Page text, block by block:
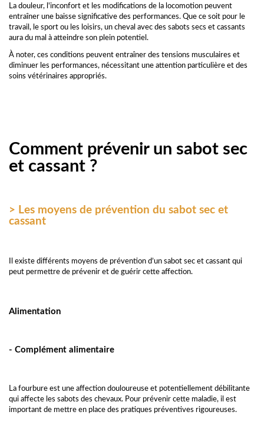
La douleur, l'inconfort et les modifications de la locomotion peuvent
entraîner une baisse significative des performances. Que ce soit pour le
travail, le sport ou les loisirs, un cheval avec des sabots secs et cassants
aura du mal à atteindre son plein potentiel.
À noter, ces conditions peuvent entraîner des tensions musculaires et
diminuer les performances, nécessitant une attention particulière et des
soins vétérinaires appropriés.
Comment prévenir un sabot sec
et cassant ?
> Les moyens de prévention du sabot sec et
cassant
Il existe différents moyens de prévention d’un sabot sec et cassant qui
peut permettre de prévenir et de guérir cette affection.
Alimentation
- Complément alimentaire
La fourbure est une affection douloureuse et potentiellement débilitante
qui affecte les sabots des chevaux. Pour prévenir cette maladie, il est
important de mettre en place des pratiques préventives rigoureuses.